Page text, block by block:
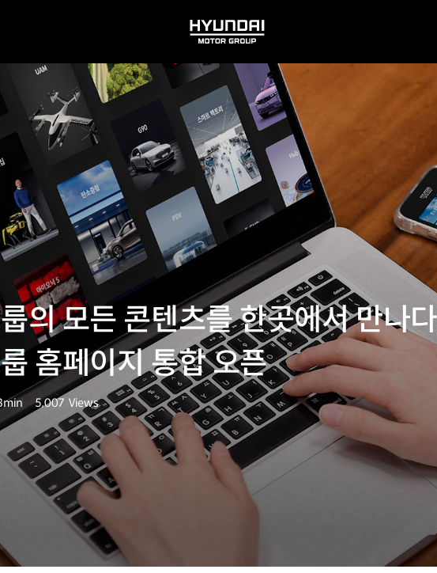
HYUNDAI
MOTOR
GROUP
의 모든 콘텐츠를 한곳에서 만나
홈페이지 통합 오픈
량 조회수
5,007 Views